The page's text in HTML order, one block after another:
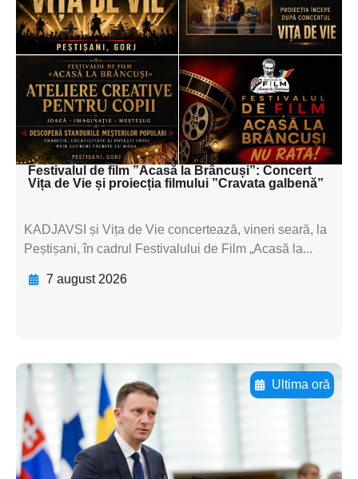
subtitluAdaugă aici
textul pentru
subtitluAdaugă aici
textul pentru
subtitluAdaugă aici
textul pentru subti
Festivalul de film ”Acasă la Brâncuși”: Concert
Vița de Vie și proiecția filmului ”Cravata galbenă”
KADJAVSI și Vița de Vie concertează, vineri seară, la
Peștișani, în cadrul Festivalului de Film „Acasă la...
7 august 2026
Ultima oră
Adaugă aici textul pentru
subtitluAdaugă aici
textul pentru